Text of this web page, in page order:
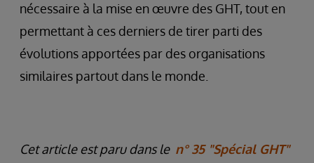
nécessaire à la mise en œuvre des GHT, tout en
permettant à ces derniers de tirer parti des
évolutions apportées par des organisations
similaires partout dans le monde.
Cet article est paru dans le n° 35 "Spécial GHT"